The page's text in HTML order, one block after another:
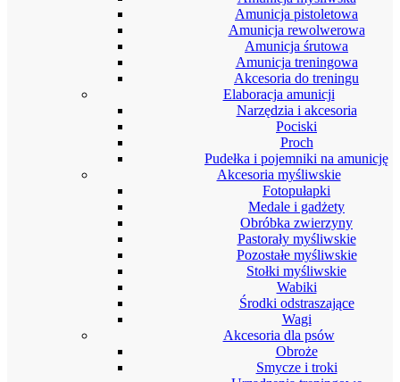
Amunicja pistoletowa
Amunicja rewolwerowa
Amunicja śrutowa
Amunicja treningowa
Akcesoria do treningu
Elaboracja amunicji
Narzędzia i akcesoria
Pociski
Proch
Pudełka i pojemniki na amunicję
Akcesoria myśliwskie
Fotopułapki
Medale i gadżety
Obróbka zwierzyny
Pastorały myśliwskie
Pozostałe myśliwskie
Stołki myśliwskie
Wabiki
Środki odstraszające
Wagi
Akcesoria dla psów
Obroże
Smycze i troki